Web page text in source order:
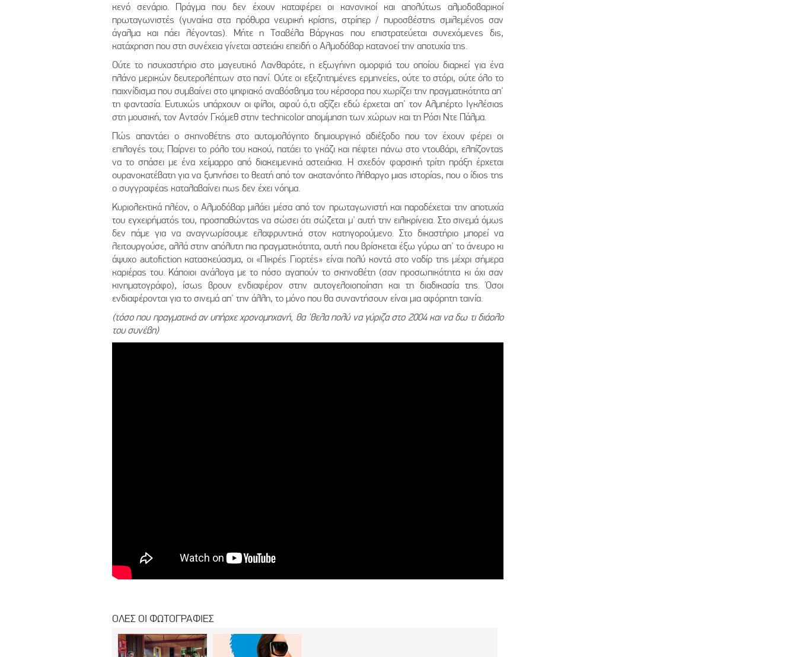
κενό σενάριο. Πράγμα που δεν έχουν καταφέρει οι κανονικοί και απολύτως αλμοδοβαρικοί
πρωταγωνιστές (γυναίκα στα πρόθυρα νευρική κρίσης, στρίπερ / πυροσβέστης σμιλεμένος σαν
άγαλμα και πάει λέγοντας). Μήτε η Τσαβέλα Βάργκας που επιστρατεύεται συνεχόμενες δις,
κατάχρηση που στη συνέχεια γίνεται αστειάκι επειδή ο Αλμοδόβαρ κατανοεί την αποτυχία της.
Ούτε το ησυχαστήριο στο μαγευτικό Λανθαρότε, η εξωγήινη ομορφιά του οποίου διαρκεί για ένα
πλάνο μερικών δευτερολέπτων στο πανί. Ούτε οι εξεζητημένες ερμηνείες, ούτε το στόρι, ούτε όλο το
παιχνίδισμα που συμβαίνει στο ψηφιακό αναβόσβημα του κέρσορα που χωρίζει την πραγματικότητα απ'
τη φαντασία. Ευτυχώς υπάρχουν οι φίλοι, αφού ό,τι αξίζει εδώ έρχεται απ' τον Αλμπέρτο Ιγκλέσιας
στη μουσική, τον Αντσόν Γκόμεθ στην technicolor απομίμηση των χώρων και τη Ρόσι Ντε Πάλμα.
Πώς απαντάει ο σκηνοθέτης στο αυτομολόγητο δημιουργικό αδιέξοδο που τον έχουν φέρει οι
επιλογές του; Παίρνει το ρόλο του κακού, πατάει το γκάζι και πέφτει πάνω στο ντουβάρι, ελπίζοντας
να το σπάσει με ένα χείμαρρο από διακειμενικά αστειάκια. Η σχεδόν φαρσική τρίτη πράξη έρχεται
ουρανοκατέβατη για να ξυπνήσει το θεατή από τον ακατανόητο λήθαργο μιας ιστορίας, που ο ίδιος της
ο συγγραφέας καταλαβαίνει πως δεν έχει νόημα.
Κυριολεκτικά πλέον, ο Αλμοδόβαρ μιλάει μέσα από τον πρωταγωνιστή και παραδέχεται την αποτυχία
του εγχειρήματός του, προσπαθώντας να σώσει ότι σώζεται μ' αυτή την ειλικρίνεια. Στο σινεμά όμως
δεν πάμε για να αναγνωρίσουμε ελαφρυντικά στον κατηγορούμενο. Στο δικαστήριο μπορεί να
λειτουργούσε, αλλά στην απόλυτη πια πραγματικότητα, αυτή που βρίσκεται έξω γύρω απ' το άνευρο κι
άψυχο autofiction κατασκεύασμα, οι «Πικρές Γιορτές» είναι πολύ κοντά στο ναδίρ της μέχρι σήμερα
καριέρας του. Κάποιοι ανάλογα με το πόσο αγαπούν το σκηνοθέτη (σαν προσωπικότητα κι όχι σαν
κινηματογράφο), ίσως βρουν ενδιαφέρον στην αυτογελοιοποίηση και τη διαδικασία της. Όσοι
ενδιαφέρονται για το σινεμά απ' την άλλη, το μόνο που θα συναντήσουν είναι μια αφόρητη ταινία.
(τόσο που πραγματικά αν υπήρχε χρονομηχανή, θα 'θελα πολύ να γύριζα στο 2004 και να δω τι διάολο
του συνέβη)
ΟΛΕΣ ΟΙ ΦΩΤΟΓΡΑΦΙΕΣ